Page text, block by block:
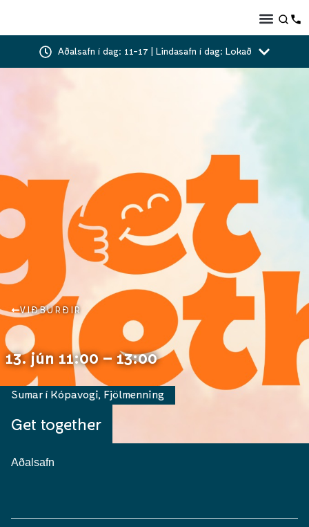
Aðalsafn í dag: 11-17 | Lindasafn í dag: Lokað
VIÐBURÐIR
13. jún 11:00 – 13:00
Get together
Sumar í Kópavogi Fjölmenning
Aðalsafn